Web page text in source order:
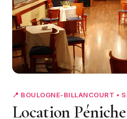
📍 BOULOGNE-BILLANCOURT •
Location